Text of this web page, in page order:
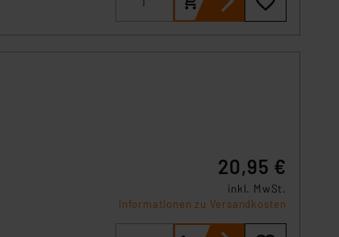
20,95 €
inkl. MwSt.
Informationen zu Versandkosten